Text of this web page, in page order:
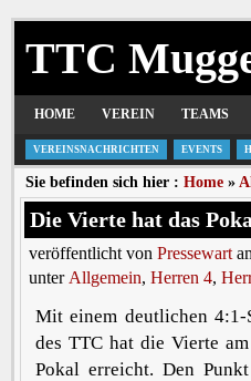
TTC
HOME VEREIN TEAMS
VEREINSNACHRICHTEN EVENTS
Sie befinden sich hier : Home »
Die Vierte hat das
veröffentlicht von Pressewart
unter Allgemein, Herren 4,
Mit einem deutlichen
des TTC hat die Vierte
Pokal erreicht. Den